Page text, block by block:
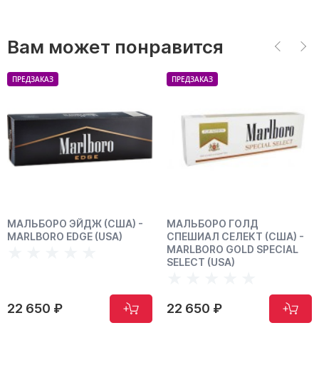
Вам может понравится
-
МАЛЬБОРО ГОЛД
СПЕШИАЛ СЕЛЕКТ (США) -
MARLBORO GOLD SPECIAL
22 650 ₽
МАЛЬБОРО РЕД
СЕЛЕКТ (США) -
RED SRECIAL SELECT
22 650 ₽